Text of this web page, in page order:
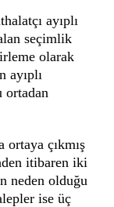
ayıplı
seçimlik
olarak
ayıplı
ortadan
ortaya çıkmış
itibaren iki
neden olduğu
ise üç